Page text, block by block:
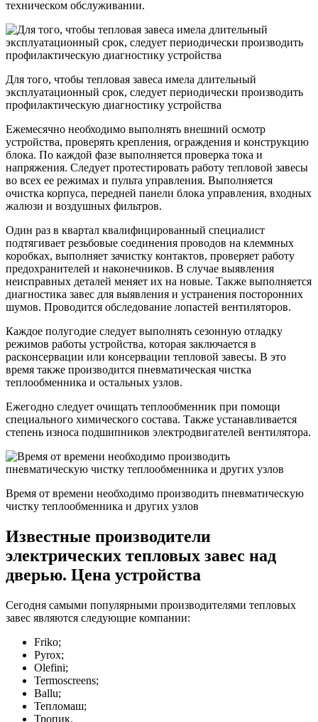
техническом обслуживании.
Для того, чтобы тепловая завеса имела длительный
эксплуатационный срок, следует периодически производить
профилактическую диагностику устройства
Ежемесячно необходимо выполнять внешний осмотр
устройства, проверять крепления, ограждения и конструкцию
блока. По каждой фазе выполняется проверка тока и
напряжения. Следует протестировать работу тепловой завесы
во всех ее режимах и пульта управления. Выполняется
очистка корпуса, передней панели блока управления, входных
жалюзи и воздушных фильтров.
Один раз в квартал квалифицированный специалист
подтягивает резьбовые соединения проводов на клеммных
коробках, выполняет зачистку контактов, проверяет работу
предохранителей и наконечников. В случае выявления
неисправных деталей меняет их на новые. Также выполняется
диагностика завес для выявления и устранения посторонних
шумов. Проводится обследование лопастей вентиляторов.
Каждое полугодие следует выполнять сезонную отладку
режимов работы устройства, которая заключается в
расконсервации или консервации тепловой завесы. В это
время также производится пневматическая чистка
теплообменника и остальных узлов.
Ежегодно следует очищать теплообменник при помощи
специального химического состава. Также устанавливается
степень износа подшипников электродвигателей вентилятора.
Время от времени необходимо производить пневматическую
чистку теплообменника и других узлов
Известные производители
электрических тепловых завес над
дверью. Цена устройства
Сегодня самыми популярными производителями тепловых
завес являются следующие компании:
Friko;
Pyrox;
Olefini;
Termoscreens;
Ballu;
Тепломаш;
Тропик.